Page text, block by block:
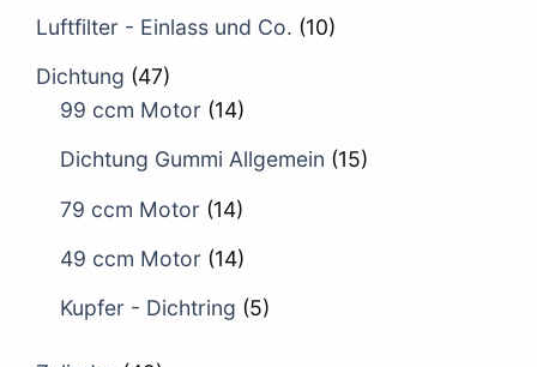
Luftfilter - Einlass und Co. (10)
Dichtung (47)
99 ccm Motor (14)
Dichtung Gummi Allgemein (15)
79 ccm Motor (14)
49 ccm Motor (14)
Kupfer - Dichtring (5)